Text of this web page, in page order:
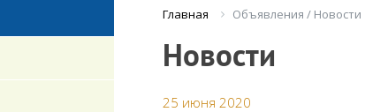
Главная Объявления / Новости
Новости
25 июня 2020